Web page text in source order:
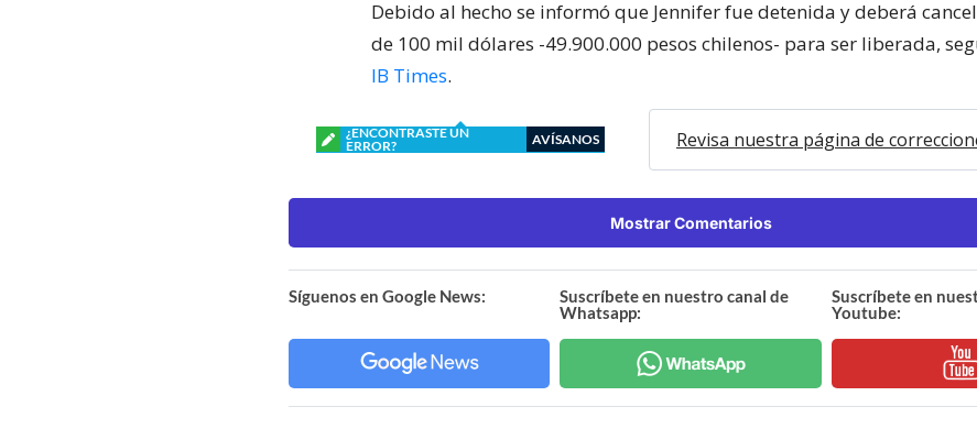
Debido al hecho se informó que Jennifer fue detenida y deberá
de 100 mil dólares -49.900.000 pesos chilenos- para ser liberada,
IB Times.
¿ENCONTRASTE UN
ERROR?
AVÍSANOS Revisa nuestra página de
Mostrar Comentarios
Síguenos en Google News:
Suscríbete en nuestro canal de
Whatsapp:
Suscríbete en
Youtube: